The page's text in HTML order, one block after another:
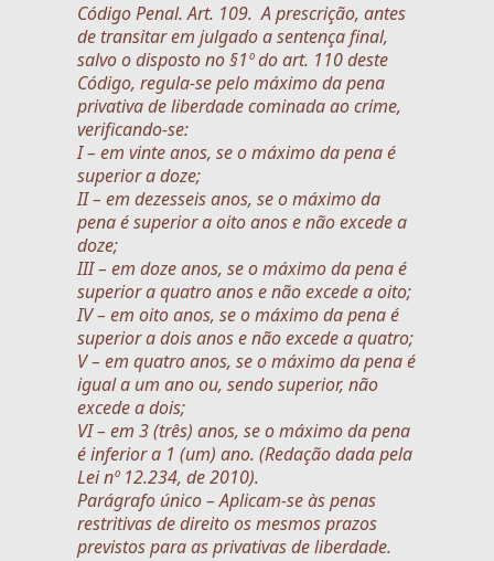
Código Penal. Art. 109. A prescrição, antes
de transitar em julgado a sentença final,
salvo o disposto no §1º do art. 110 deste
Código, regula-se pelo máximo da pena
privativa de liberdade cominada ao crime,
verificando-se:
I – em vinte anos, se o máximo da pena é
superior a doze;
II – em dezesseis anos, se o máximo da
pena é superior a oito anos e não excede a
doze;
III – em doze anos, se o máximo da pena é
superior a quatro anos e não excede a oito;
IV – em oito anos, se o máximo da pena é
superior a dois anos e não excede a quatro;
V – em quatro anos, se o máximo da pena é
igual a um ano ou, sendo superior, não
excede a dois;
VI – em 3 (três) anos, se o máximo da pena
é inferior a 1 (um) ano. (Redação dada pela
Lei nº 12.234, de 2010).
Parágrafo único – Aplicam-se às penas
restritivas de direito os mesmos prazos
previstos para as privativas de liberdade.